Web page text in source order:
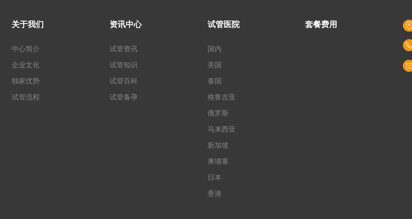
关于我们
中心简介
企业文化
独家优势
试管流程
资讯中心
试管资讯
试管知识
试管百科
试管备孕
试管医院
国内
美国
泰国
格鲁吉亚
俄罗斯
马来西亚
新加坡
柬埔寨
日本
香港
套餐费用